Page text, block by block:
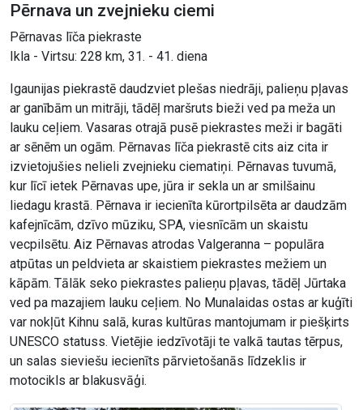
Pērnava un zvejnieku ciemi
Pērnavas līča piekraste
Ikla - Virtsu: 228 km, 31. - 41. diena
Igaunijas piekrastē daudzviet plešas niedrāji, palieņu pļavas
ar ganībām un mitrāji, tādēļ maršruts bieži ved pa meža un
lauku ceļiem. Vasaras otrajā pusē piekrastes meži ir bagāti
ar sēnēm un ogām. Pērnavas līča piekrastē cits aiz cita ir
izvietojušies nelieli zvejnieku ciematiņi. Pērnavas tuvumā,
kur līcī ietek Pērnavas upe, jūra ir sekla un ar smilšainu
liedagu krastā. Pērnava ir iecienīta kūrortpilsēta ar daudzām
kafejnīcām, dzīvo mūziku, SPA, viesnīcām un skaistu
vecpilsētu. Aiz Pērnavas atrodas Valgeranna – populāra
atpūtas un peldvieta ar skaistiem piekrastes mežiem un
kāpām. Tālāk seko piekrastes palieņu pļavas, tādēļ Jūrtaka
ved pa mazajiem lauku ceļiem. No Munalaidas ostas ar kuģīti
var nokļūt Kihnu salā, kuras kultūras mantojumam ir piešķirts
UNESCO statuss. Vietējie iedzīvotāji te valkā tautas tērpus,
un salas sieviešu iecienīts pārvietošanās līdzeklis ir
motocikls ar blakusvāģi.